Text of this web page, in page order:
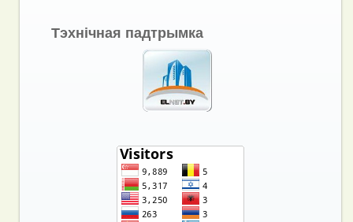
Тэхнічная падтрымка